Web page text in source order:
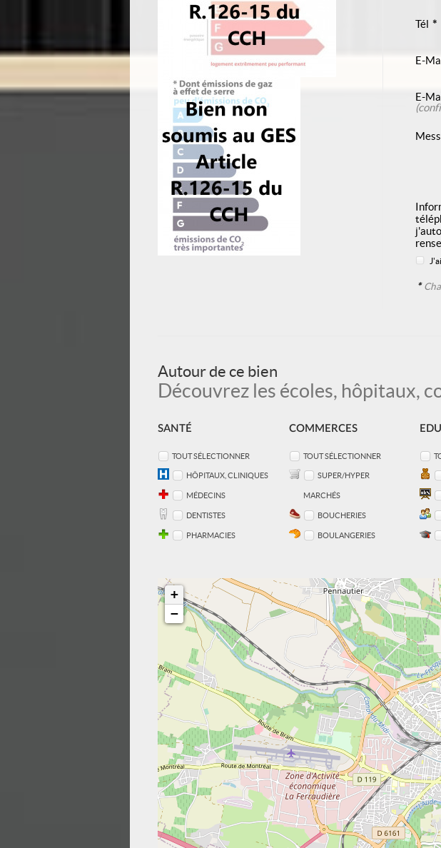
Tél *
E-
E-
*
Autour de ce bien
Découvrez les écoles, hôpitaux,
SANTÉ
TOUT SÉLECTIONNER
HÔPITAUX, CLINIQUES
MÉDECINS
DENTISTES
PHARMACIES
COMMERCES
TOUT SÉLECTIONNER
SUPER/HYPER
MARCHÉS
BOUCHERIES
BOULANGERIES
+
−